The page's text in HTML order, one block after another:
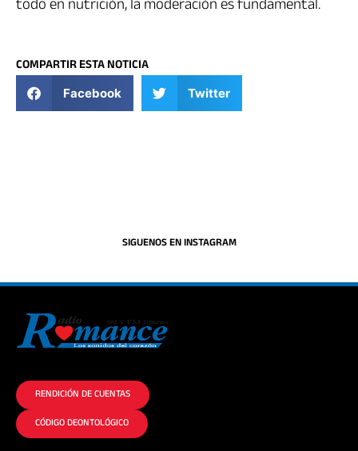
todo en nutrición, la moderación es fundamental.
COMPARTIR ESTA NOTICIA
Facebook Twitter
SIGUENOS EN INSTAGRAM
RENDICIÓN DE CUENTAS
CÓDIGO DEONTOLÓGICO